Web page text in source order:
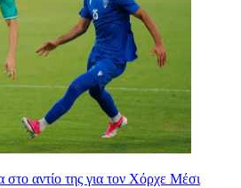
αντίο της για τον Χόρχε Μέσι